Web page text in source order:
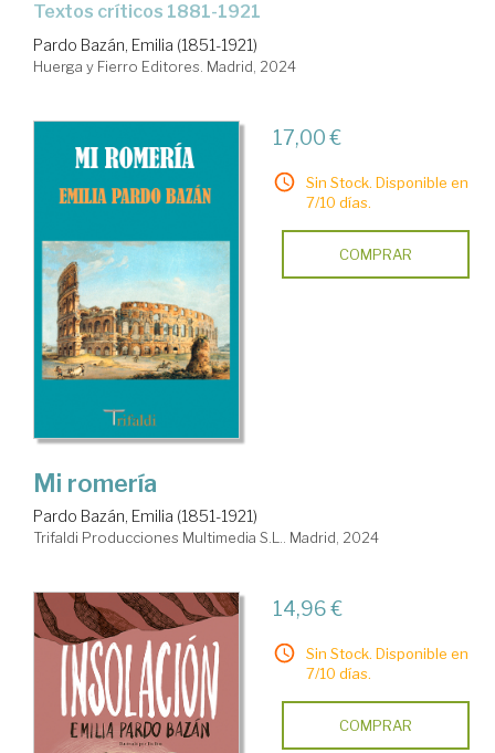
Textos críticos 1881-1921
Pardo Bazán, Emilia (1851-1921)
Huerga y Fierro Editores. Madrid, 2024
17,00 €
Sin Stock. Disponible en
7/10 días.
COMPRAR
Mi romería
Pardo Bazán, Emilia (1851-1921)
Trifaldi Producciones Multimedia S.L.. Madrid, 2024
14,96 €
Sin Stock. Disponible en
7/10 días.
COMPRAR